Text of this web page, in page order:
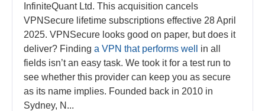
InfiniteQuant Ltd. This acquisition cancels
VPNSecure lifetime subscriptions effective 28 April
2025. VPNSecure looks good on paper, but does it
deliver? Findinga VPN that performs well
in all
fields isn’t an easy task. We took it for a test run to
see whether this provider can keep you as secure
as its name implies. Founded back in 2010 in
Sydney, N...